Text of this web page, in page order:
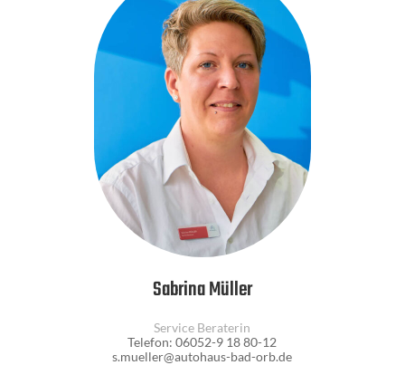
Sabrina Müller
Service Beraterin
Telefon: 06052-9 18 80-12
s.mueller@autohaus-bad-orb.de